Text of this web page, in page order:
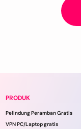
PRODUK
Pelindung Peramban Gratis
VPN PC/Laptop gratis